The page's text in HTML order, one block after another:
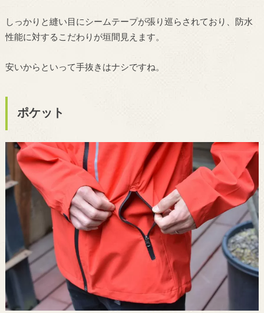
しっかりと縫い目にシームテープが張り巡らされており、防水
性能に対するこだわりが垣間見えます。
安いからといって手抜きはナシですね。
ポケット